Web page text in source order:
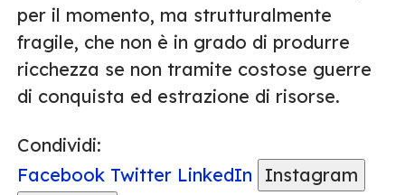
per il momento, ma strutturalmente
fragile, che non è in grado di produrre
ricchezza se non tramite costose guerre
di conquista ed estrazione di risorse.
Condividi:
Facebook Twitter LinkedIn
Instagram